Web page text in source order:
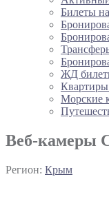
Билеты
ЖД
Морские
Веб-камеры
Регион: Крым